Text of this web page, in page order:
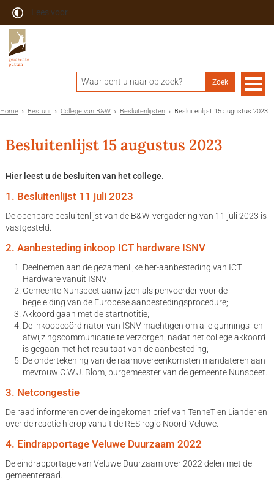
Lees voor
Home Bestuur College van B&W Besluitenlijsten Besluitenlijst 15 augustus 2023
Besluitenlijst 15 augustus 2023
Hier leest u de besluiten van het college.
1. Besluitenlijst 11 juli 2023
De openbare besluitenlijst van de B&W-vergadering van 11 juli 2023 is
vastgesteld.
2. Aanbesteding inkoop ICT hardware ISNV
Deelnemen aan de gezamenlijke her-aanbesteding van ICT
Hardware vanuit ISNV;
Gemeente Nunspeet aanwijzen als penvoerder voor de
begeleiding van de Europese aanbestedingsprocedure;
Akkoord gaan met de startnotitie;
De inkoopcoördinator van ISNV machtigen om alle gunnings- en
afwijzingscommunicatie te verzorgen, nadat het college akkoord
is gegaan met het resultaat van de aanbesteding;
De ondertekening van de raamovereenkomsten mandateren aan
mevrouw C.W.J. Blom, burgemeester van de gemeente Nunspeet.
3. Netcongestie
De raad informeren over de ingekomen brief van TenneT en Liander en
over de reactie hierop vanuit de RES regio Noord-Veluwe.
4. Eindrapportage Veluwe Duurzaam 2022
De eindrapportage van Veluwe Duurzaam over 2022 delen met de
gemeenteraad.